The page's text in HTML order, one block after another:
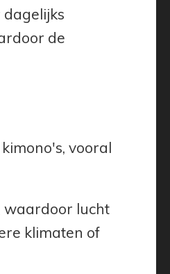
de
vooral
waardoor lucht
klimaten of